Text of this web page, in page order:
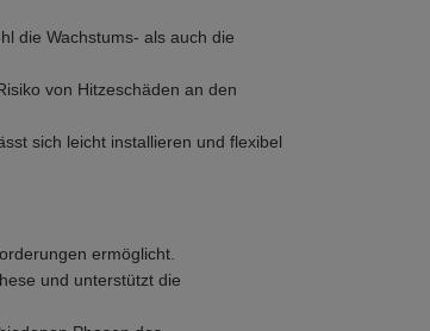
die Wachstums- als auch die
von Hitzeschäden an den
sich leicht installieren und flexibel
ermöglicht.
und unterstützt die